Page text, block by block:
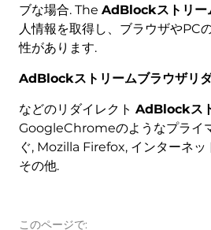
ブな場合. The AdBlockストリー
人情報を取得し、ブラウザやPC
性があります.
AdBlockストリームブラウザリ
などのリダイレクト AdBlockス
GoogleChromeのようなプライ
ぐ, Mozilla Firefox, インターネッ
その他.
このページで: